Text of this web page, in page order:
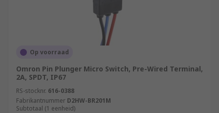
Op voorraad
Omron Pin Plunger Micro Switch, Pre-Wired Terminal,
2A, SPDT, IP67
RS-stocknr. 616-0388
Fabrikantnummer D2HW-BR201M
Subtotaal (1 eenheid)